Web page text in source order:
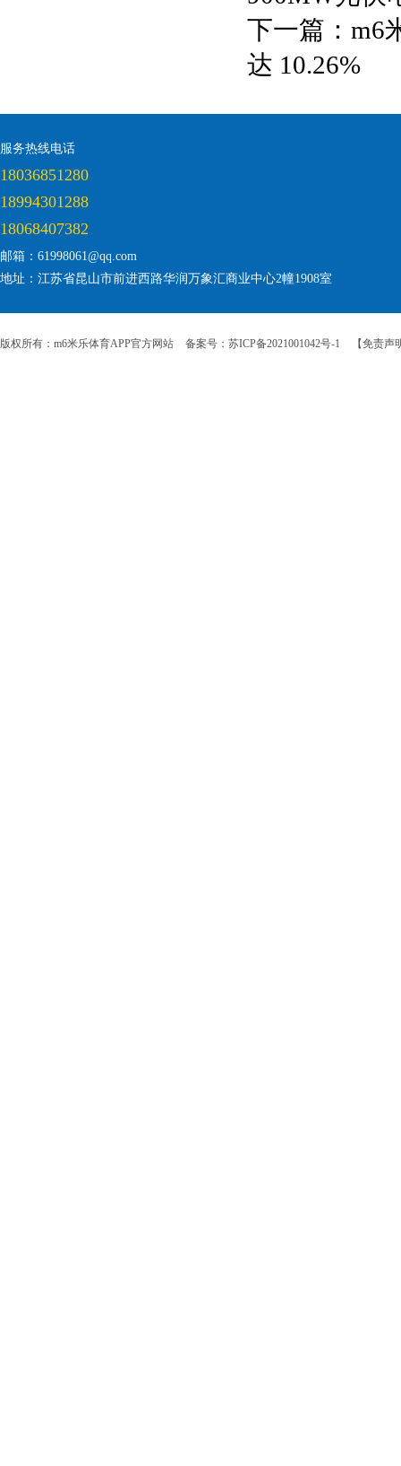
下一篇： m6
达 10.26%
服务热线电话
18036851280
18994301288
18068407382
邮箱：61998061@qq.com
地址：江苏省昆山市前进西路华润万象汇商业中心2幢1908室
版权所有：m6米乐体育APP官方网站 备案号：苏ICP备2021001042号-1 【免责声